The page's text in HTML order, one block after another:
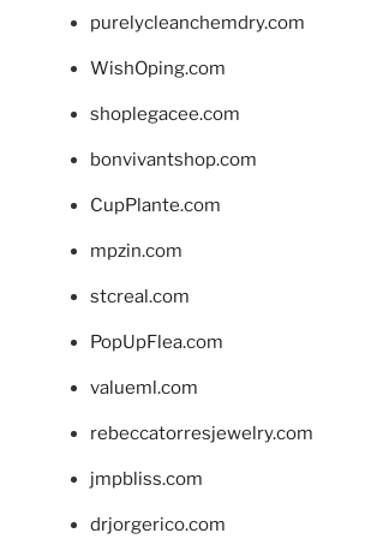
purelycleanchemdry.com
WishOping.com
shoplegacee.com
bonvivantshop.com
CupPlante.com
mpzin.com
stcreal.com
PopUpFlea.com
valueml.com
rebeccatorresjewelry.com
jmpbliss.com
drjorgerico.com